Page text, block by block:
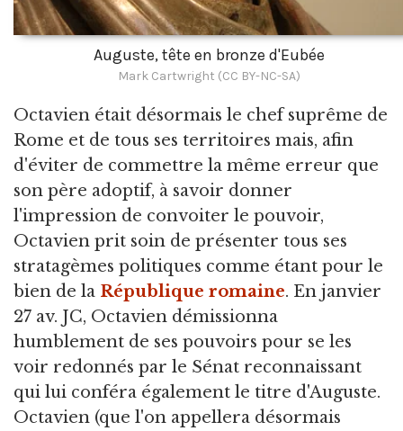
Auguste, tête en bronze d'Eubée
Mark Cartwright (CC BY-NC-SA)
Octavien était désormais le chef suprême de
Rome et de tous ses territoires mais, afin
d'éviter de commettre la même erreur que
son père adoptif, à savoir donner
l'impression de convoiter le pouvoir,
Octavien prit soin de présenter tous ses
stratagèmes politiques comme étant pour le
bien de la République romaine. En janvier
27 av. JC, Octavien démissionna
humblement de ses pouvoirs pour se les
voir redonnés par le Sénat reconnaissant
qui lui conféra également le titre d'Auguste.
Octavien (que l'on appellera désormais